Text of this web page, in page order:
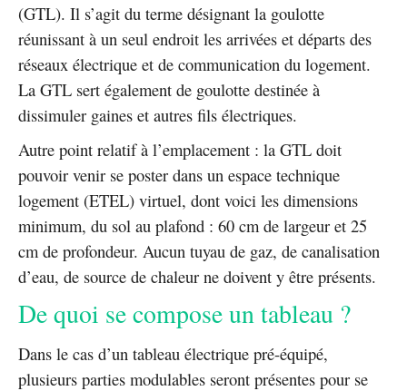
(GTL). Il s’agit du terme désignant la goulotte
réunissant à un seul endroit les arrivées et départs des
réseaux électrique et de communication du logement.
La GTL sert également de goulotte destinée à
dissimuler gaines et autres fils électriques.
Autre point relatif à l’emplacement : la GTL doit
pouvoir venir se poster dans un espace technique
logement (ETEL) virtuel, dont voici les dimensions
minimum, du sol au plafond : 60 cm de largeur et 25
cm de profondeur. Aucun tuyau de gaz, de canalisation
d’eau, de source de chaleur ne doivent y être présents.
De quoi se compose un tableau ?
Dans le cas d’un tableau électrique pré-équipé,
plusieurs parties modulables seront présentes pour se